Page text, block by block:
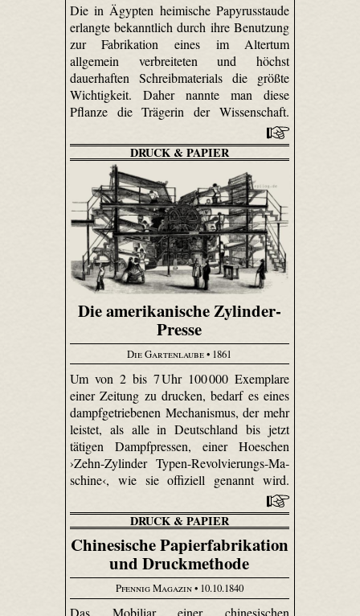
Die in Ägypten heimische Papyrusstaude
erlangte bekanntlich durch ihre Benutzung
zur Fabrikation eines im Altertum
allgemein verbreiteten und höchst
dauerhaften Schreibmaterials die größte
Wichtigkeit. Daher nannte man diese
Pflanze die Trägerin der Wissenschaft.
DRUCK & PAPIER
Die amerikanische Zylinder-
Presse
Die Gartenlaube• 1861
Um von 2 bis 7 Uhr 100 000 Exemplare
einer Zeitung zu drucken, bedarf es eines
dampfgetriebenen Mechanismus, der mehr
leistet, als alle in Deutschland bis jetzt
tätigen Dampfpressen, einer Hoeschen
›Zehn-Zy­linder Typen-Re­vol­vie­rungs-Ma­
schi­ne‹, wie sie offiziell genannt wird.
DRUCK & PAPIER
Chinesische Papierfabrikation
und Druckmethode
Pfennig Magazin• 10.10.1840
Das Mobiliar einer chinesischen